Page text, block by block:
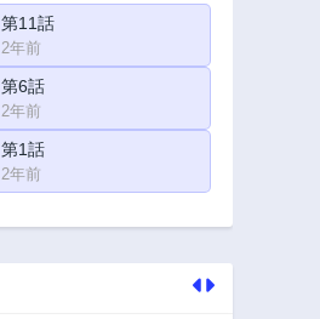
第11話
2年前
第6話
2年前
第1話
2年前